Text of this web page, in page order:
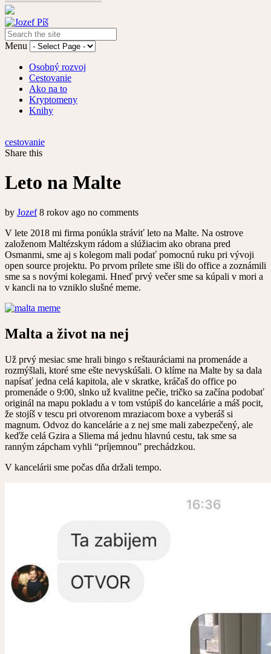
Menu
Osobný rozvoj
Cestovanie
Ako na to
Kryptomeny
Knihy
cestovanie
Share this
Leto na Malte
by Jozef 8 rokov ago no comments
V lete 2018 mi firma ponúkla stráviť leto na Malte. Na ostrove
založenom Maltézskym rádom a slúžiacim ako obrana pred
Osmanmi, sme aj s kolegom mali podať pomocnú ruku pri vývoji
open source projektu. Po prvom prílete sme išli do office a zoznámili
sme sa s novými kolegami. Hneď prvý večer sme sa kúpali v mori a
v kancli na to vzniklo slušné meme.
Malta a život na nej
Už prvý mesiac sme hrali bingo s reštauráciami na promenáde a
rozmýšlali, ktoré sme ešte nevyskúšali. O klíme na Malte by sa dala
napísať jedna celá kapitola, ale v skratke, kráčaš do office po
promenáde o 9:00, slnko už kvalitne pečie, tričko sa začína podobať
originál na mapu pokladu a v tom vstúpiš do kancelárie a máš pocit,
že stojíš v tescu pri otvorenom mraziacom boxe a vyberáš si
magnum. Odvoz do kancelárie a z nej sme mali zabezpečený, ale
keďže celá Gzira a Sliema má jednu hlavnú cestu, tak sme sa
ranným zápcham vyhli “príjemnou” prechádzkou.
V kancelárii sme počas dňa držali tempo.